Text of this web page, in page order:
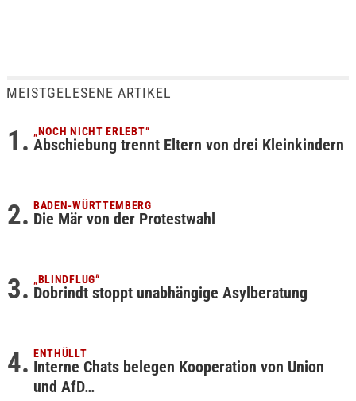
MEISTGELESENE ARTIKEL
„NOCH NICHT ERLEBT“
Abschiebung trennt Eltern von drei Kleinkindern
BADEN-WÜRTTEMBERG
Die Mär von der Protestwahl
„BLINDFLUG“
Dobrindt stoppt unabhängige Asylberatung
ENTHÜLLT
Interne Chats belegen Kooperation von Union
und AfD…